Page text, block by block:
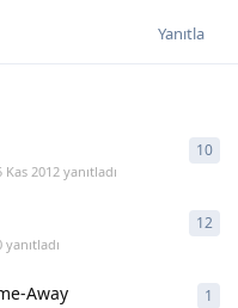
Yanıtla
Kas 2012yanıtladı
10
yanıtladı
12
Away
1